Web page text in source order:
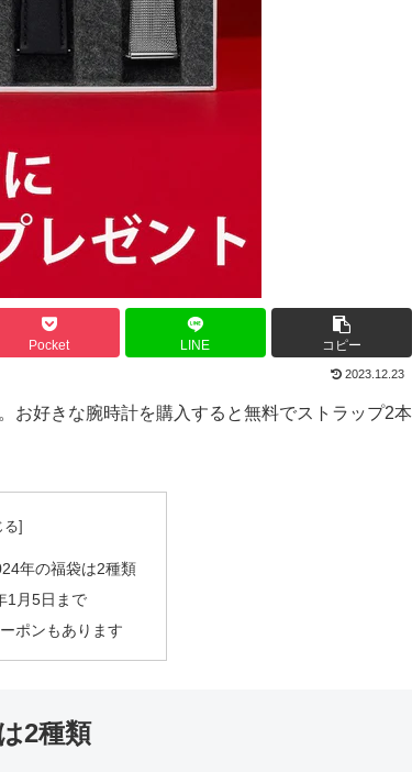
Pocket LINE コピー
2023.12.23
お好きな腕時計を購入すると無料でストラップ2本
年の福袋は2種類
1月5日まで
ポンもあります
2種類